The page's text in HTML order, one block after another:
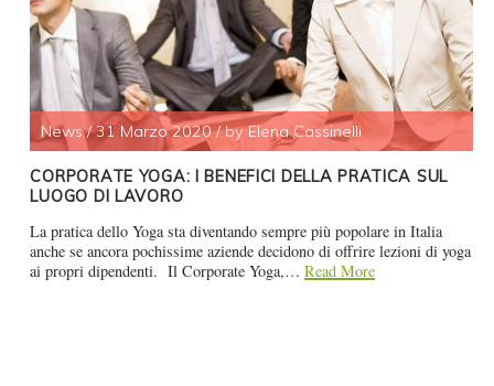
CORPORATE YOGA: I BENEFICI DELLA PRATICA SUL
LUOGO DI LAVORO
News /31 Marzo 2020 /by Elena Cassinelli
La pratica dello Yoga sta diventando sempre più popolare in Italia
anche se ancora pochissime aziende decidono di offrire lezioni di yoga
ai propri dipendenti. Il Corporate Yoga,…Read More